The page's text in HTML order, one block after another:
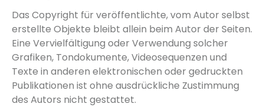
Das Copyright für veröffentlichte, vom Autor selbst
erstellte Objekte bleibt allein beim Autor der Seiten.
Eine Vervielfältigung oder Verwendung solcher
Grafiken, Tondokumente, Videosequenzen und
Texte in anderen elektronischen oder gedruckten
Publikationen ist ohne ausdrückliche Zustimmung
des Autors nicht gestattet.